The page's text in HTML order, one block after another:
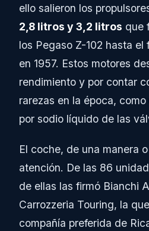
ello salieron los
2,8 litros y 3,2 litros que
los Pegaso Z-102 hasta
en 1957. Estos motores
rendimiento y por contar
rarezas en la época,
por sodio líquido de las
El coche, de una manera
atención. De las 86
de ellas las firmó Bianchi
Carrozzeria Touring, la
compañía preferida de